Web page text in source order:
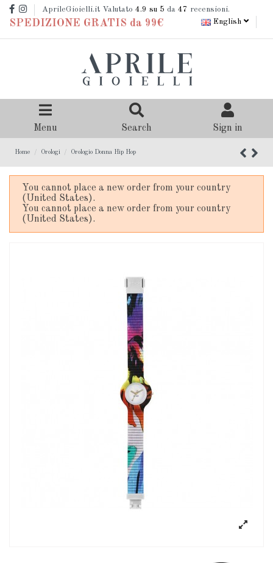
AprileGioielli.it Valutato 4.9 su 5 da 47 recensioni.
SPEDIZIONE GRATIS da 99€ English
Menu Search Sign in
Home Orologi Orologio Donna Hip Hop
You cannot place a new order from your country
(United States).
You cannot place a new order from your country
(United States).